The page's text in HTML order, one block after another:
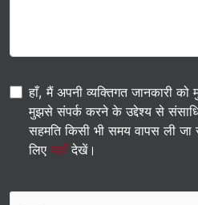
हाँ, मैं अपनी व्यक्तिगत जानकारी
मुझसे संपर्क करने के उद्देश्य से
सहमति किसी भी समय वापस ली
लिए यहाँदेखें।